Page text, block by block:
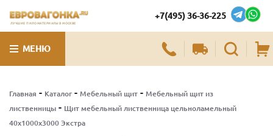
ЛУЧШИЕ ПИЛОМАТЕРИАЛЫ В МОСКВЕ
+7(495) 36-36-225
МЕНЮ
Главная - Каталог - Мебельный щит - Мебельный щит из
лиственницы - Щит мебельный лиственница цельноламельный
40х1000х3000 Экстра